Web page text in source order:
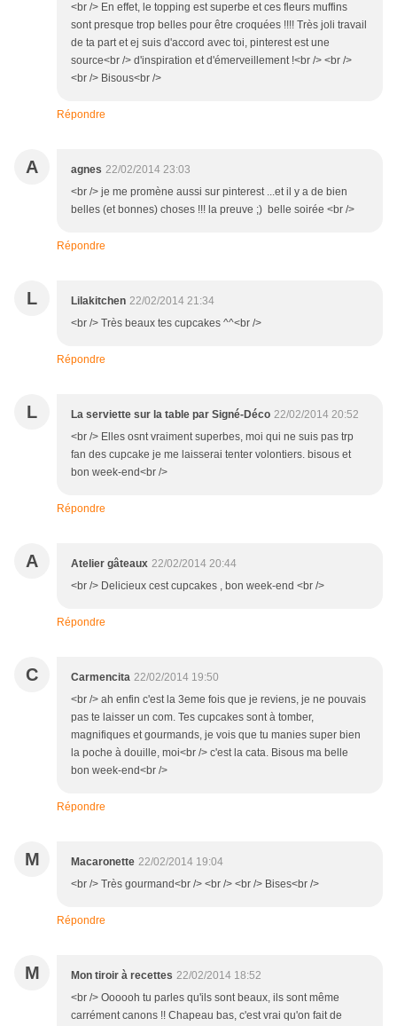
<br /> En effet, le topping est superbe et ces fleurs muffins
sont presque trop belles pour être croquées !!!! Très joli travail
de ta part et ej suis d'accord avec toi, pinterest est une
source<br /> d'inspiration et d'émerveillement !<br /> <br />
<br /> Bisous<br />
Répondre
A agnes 22/02/2014 23:03
<br /> je me promène aussi sur pinterest ...et il y a de bien
belles (et bonnes) choses !!! la preuve ;) belle soirée <br />
Répondre
L Lilakitchen 22/02/2014 21:34
<br /> Très beaux tes cupcakes ^^<br />
Répondre
L La serviette sur la table par Signé-Déco 22/02/2014 20:52
<br /> Elles osnt vraiment superbes, moi qui ne suis pas trp
fan des cupcake je me laisserai tenter volontiers. bisous et
bon week-end<br />
Répondre
A Atelier gâteaux 22/02/2014 20:44
<br /> Delicieux cest cupcakes , bon week-end <br />
Répondre
C Carmencita 22/02/2014 19:50
<br /> ah enfin c'est la 3eme fois que je reviens, je ne pouvais
pas te laisser un com. Tes cupcakes sont à tomber,
magnifiques et gourmands, je vois que tu manies super bien
la poche à douille, moi<br /> c'est la cata. Bisous ma belle
bon week-end<br />
Répondre
M Macaronette 22/02/2014 19:04
<br /> Très gourmand<br /> <br /> <br /> Bises<br />
Répondre
M Mon tiroir à recettes 22/02/2014 18:52
<br /> Oooooh tu parles qu'ils sont beaux, ils sont même
carrément canons !! Chapeau bas, c'est vrai qu'on fait de